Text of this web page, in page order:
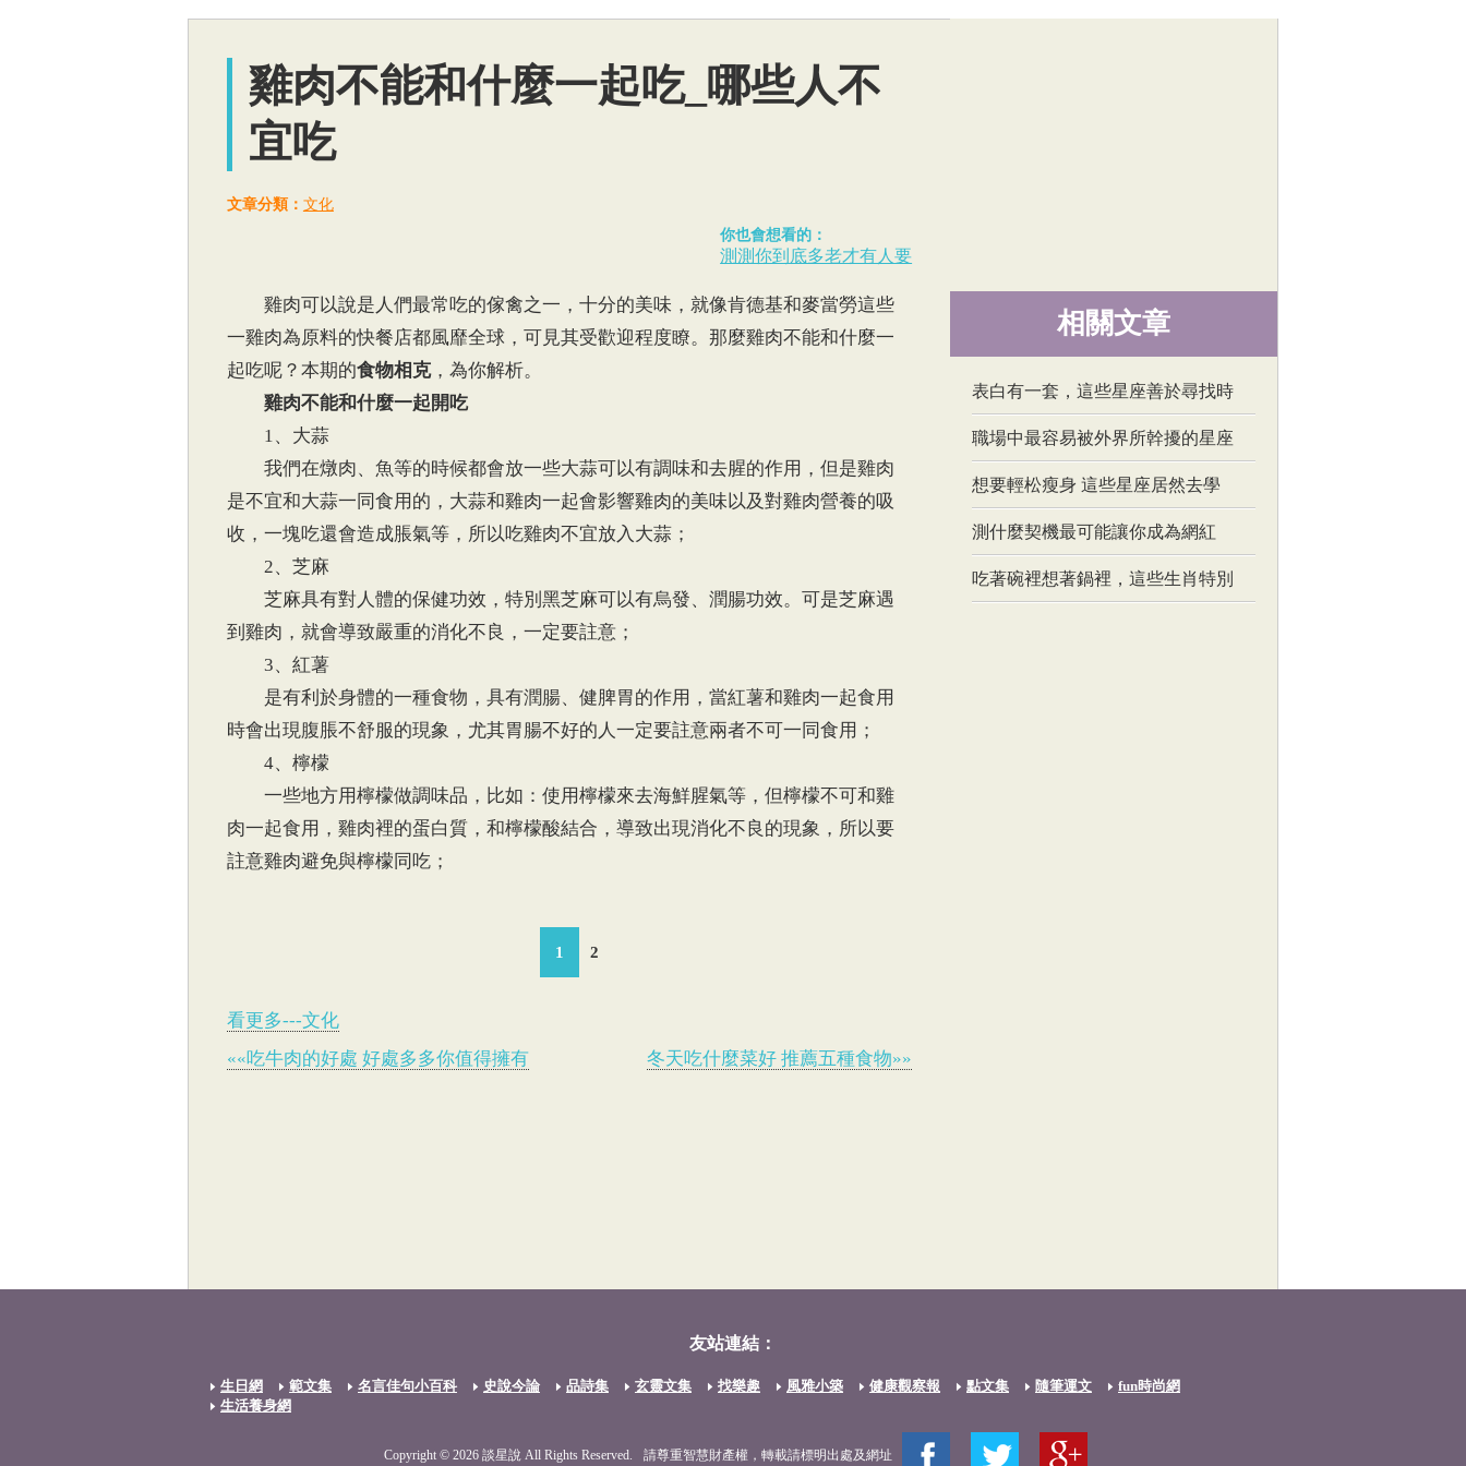
雞肉不能和什麼一起吃_哪些人不
宜吃
文章分類： 文化
你也會想看的：
測測你到底多老才有人要
雞肉可以說是人們最常吃的傢禽之一，十分的美味，就像肯德基和麥當勞這些
一雞肉為原料的快餐店都風靡全球，可見其受歡迎程度瞭。那麼雞肉不能和什麼一
起吃呢？本期的食物相克，為你解析。
雞肉不能和什麼一起開吃
1、大蒜
我們在燉肉、魚等的時候都會放一些大蒜可以有調味和去腥的作用，但是雞肉
是不宜和大蒜一同食用的，大蒜和雞肉一起會影響雞肉的美味以及對雞肉營養的吸
收，一塊吃還會造成脹氣等，所以吃雞肉不宜放入大蒜；
2、芝麻
芝麻具有對人體的保健功效，特別黑芝麻可以有烏發、潤腸功效。可是芝麻遇
到雞肉，就會導致嚴重的消化不良，一定要註意；
3、紅薯
是有利於身體的一種食物，具有潤腸、健脾胃的作用，當紅薯和雞肉一起食用
時會出現腹脹不舒服的現象，尤其胃腸不好的人一定要註意兩者不可一同食用；
4、檸檬
一些地方用檸檬做調味品，比如：使用檸檬來去海鮮腥氣等，但檸檬不可和雞
肉一起食用，雞肉裡的蛋白質，和檸檬酸結合，導致出現消化不良的現象，所以要
註意雞肉避免與檸檬同吃；
1 2
看更多---文化
««吃牛肉的好處 好處多多你值得擁有
冬天吃什麼菜好 推薦五種食物»»
相關文章
表白有一套，這些星座善於尋找時
職場中最容易被外界所幹擾的星座
想要輕松瘦身 這些星座居然去學
測什麼契機最可能讓你成為網紅
吃著碗裡想著鍋裡，這些生肖特別
友站連結：
生日網 範文集 名言佳句小百科 史說今論 品詩集 玄靈文集 找樂趣 風雅小築 健康觀察報 點文集 隨筆運文
fun時尚網
生活養身網
Copyright © 2026 談星說 All Rights Reserved. 請尊重智慧財產權，轉載請標明出處及網址